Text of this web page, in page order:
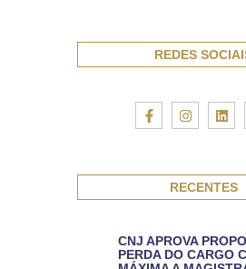
REDES
RECENTES
CNJ APROVA
PERDA DO CARGO